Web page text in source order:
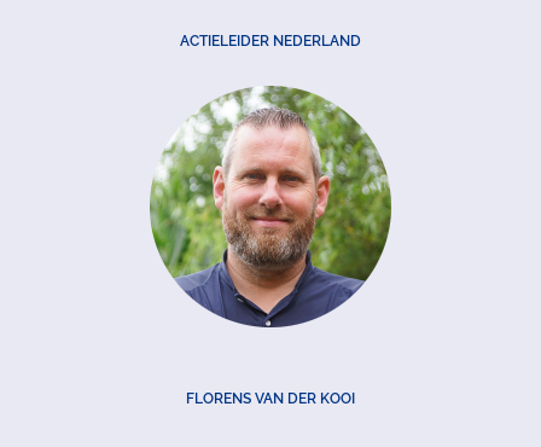
ACTIELEIDER NEDERLAND
FLORENS VAN DER KOOI